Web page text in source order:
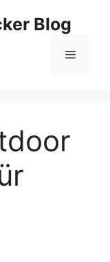
Blog
Menü